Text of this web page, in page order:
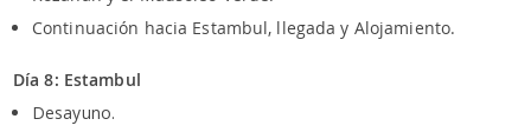
Continuación hacia Estambul, llegada y Alojamiento.
Día 8: Estambul
Desayuno.